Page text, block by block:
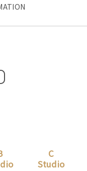
C
Studio